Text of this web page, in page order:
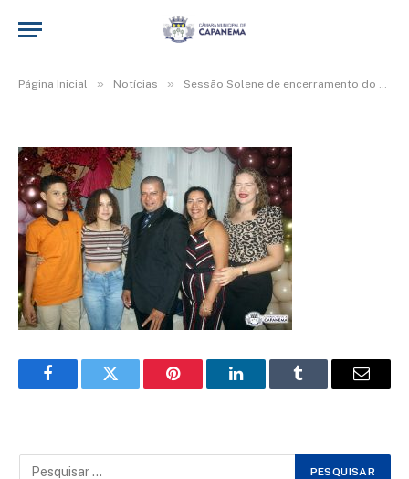
Página Inicial » Notícias » Sessão Solene de encerramento do 4º período Legislativo da 19ª Legislatura
Img79_600x400
FacebookTwitter Pinterest LinkedInTumblr Email